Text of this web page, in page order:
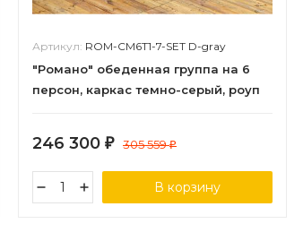
Артикул: ROM-CM6T1-7-SET D-gray
"Романо" обеденная группа на 6
персон, каркас темно-серый, роуп
246 300 ₽ 305 559₽
В корзину